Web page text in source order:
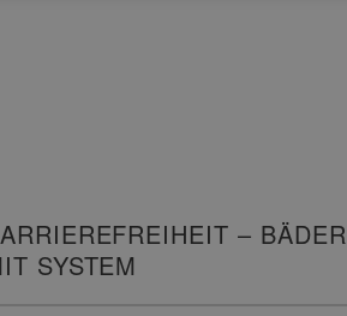
– BÄDER
SYSTEM